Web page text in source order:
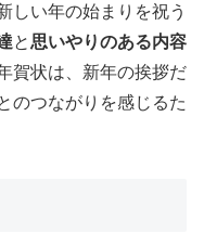
しい年の始まりを祝う
と思いやりのある内容
賀状は、新年の挨拶だ
のつながりを感じるた